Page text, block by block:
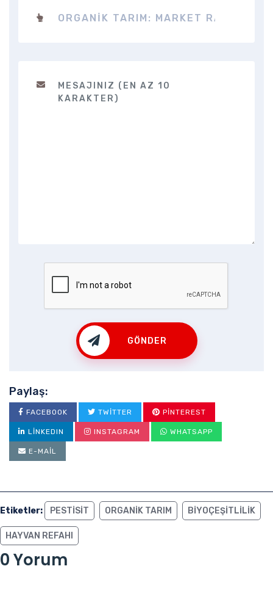
GÖNDER
Paylaş:
FACEBOOK TWITTER PINTEREST
LINKEDIN INSTAGRAM WHATSAPP
E-MAIL
Etiketler: PESTISIT ORGANIK TARIM BIYOÇEŞITLILIK
HAYVAN REFAHI
0 Yorum